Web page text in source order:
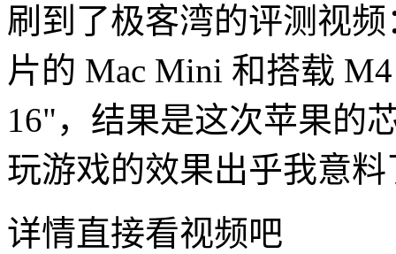
刷到了极客湾的评测视
片的 Mac Mini 和搭载
16"，结果是这次苹果的
玩游戏的效果出乎我意
详情直接看视频吧